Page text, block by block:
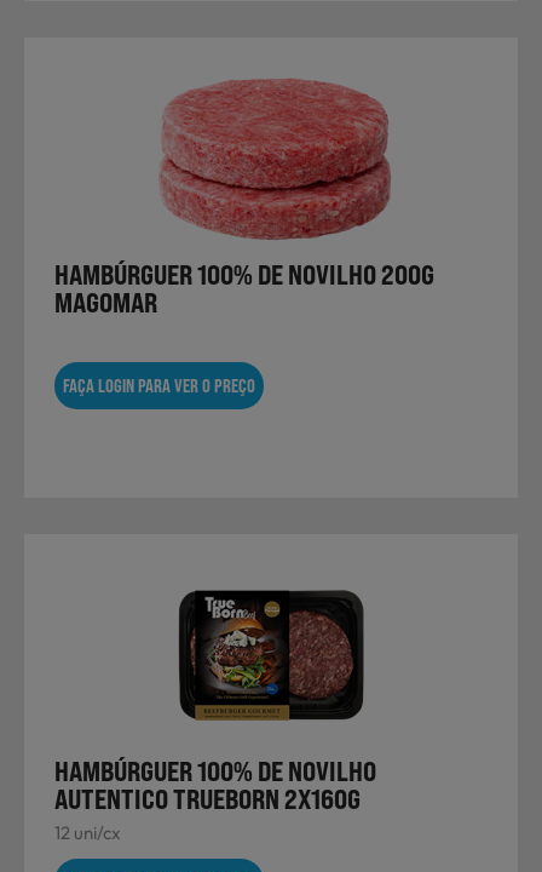
HAMBÚRGUER 100% DE NOVILHO 200G
MAGOMAR
FAÇA LOGIN PARA VER O PREÇO
HAMBÚRGUER 100% DE NOVILHO
AUTENTICO TRUEBORN 2X160G
12 uni/cx